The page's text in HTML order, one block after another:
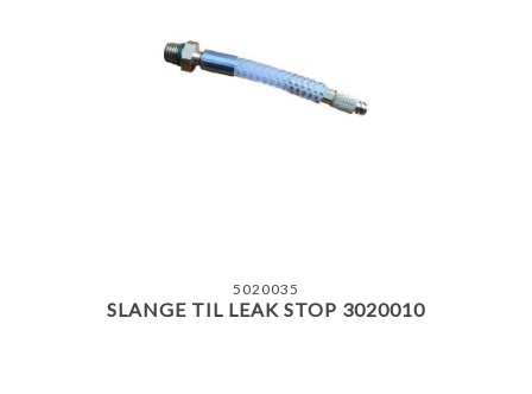
5020035
SLANGE TIL LEAK STOP 3020010